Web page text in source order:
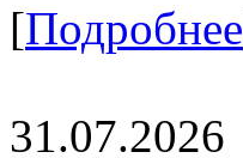
[Подробнее
31.07.2026